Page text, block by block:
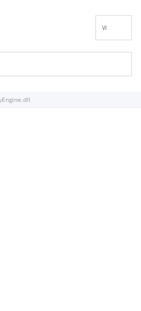
VI